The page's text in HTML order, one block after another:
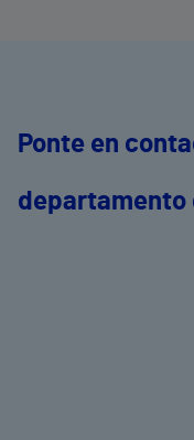
Ponte en
departamento